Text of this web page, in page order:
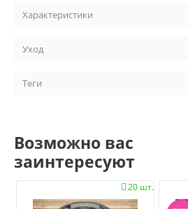
Характеристики
Уход
Теги
Возможно вас
заинтересуют
20 шт.
